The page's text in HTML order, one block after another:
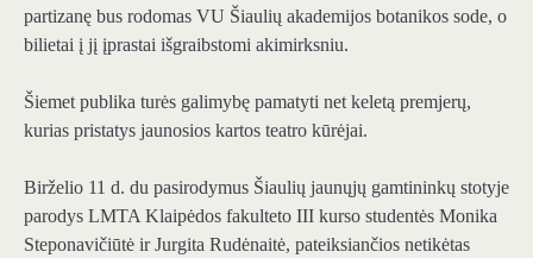
partizanę bus rodomas VU Šiaulių akademijos botanikos sode, o
bilietai į jį įprastai išgraibstomi akimirksniu.
Šiemet publika turės galimybę pamatyti net keletą premjerų,
kurias pristatys jaunosios kartos teatro kūrėjai.
Birželio 11 d. du pasirodymus Šiaulių jaunųjų gamtininkų stotyje
parodys LMTA Klaipėdos fakulteto III kurso studentės Monika
Steponavičiūtė ir Jurgita Rudėnaitė, pateiksiančios netikėtas